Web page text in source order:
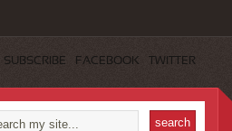
SUBSCRIBE FACEBOOK TWITTER